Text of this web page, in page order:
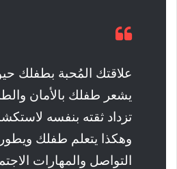
علاقتك المُحبة بطفلك
يشعر طفلك بالأمان
تزداد ثقته بنفسه
وهكذا يتعلم طفلك
التواصل والمهارات